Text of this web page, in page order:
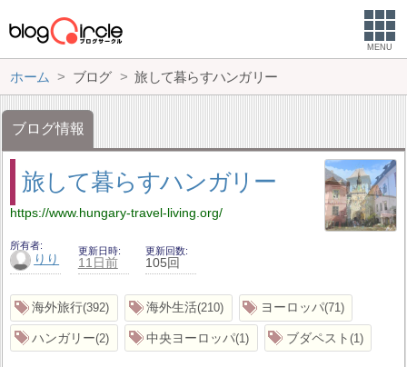
MENU
ホーム ブログ 旅して暮らすハンガリー
ブログ情報
旅して暮らすハンガリー
https://www.hungary-travel-living.org/
所有者
りり
更新日時
11日前
更新回数
105回
海外旅行 392 海外生活 210 ヨーロッパ 71
ハンガリー 2 中央ヨーロッパ 1 ブダペスト 1